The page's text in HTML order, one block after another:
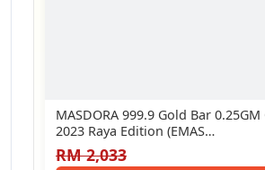
MASDORA 999.9 Gold Bar
2023 Raya Edition (EMAS…
RM 2,033